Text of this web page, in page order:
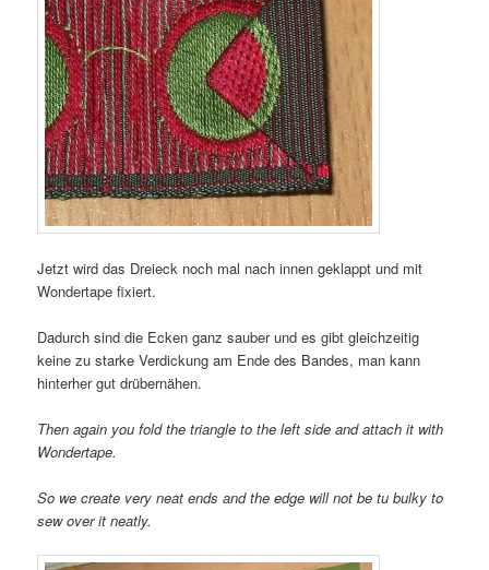
Jetzt wird das Dreieck noch mal nach innen geklappt und mit
Wondertape fixiert.
Dadurch sind die Ecken ganz sauber und es gibt gleichzeitig
keine zu starke Verdickung am Ende des Bandes, man kann
hinterher gut drübernähen.
Then again you fold the triangle to the left side and attach it with
Wondertape.
So we create very neat ends and the edge will not be tu bulky to
sew over it neatly.